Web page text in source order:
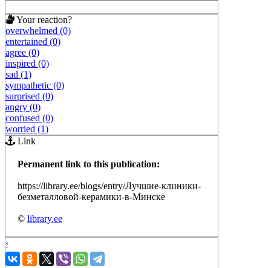
Your reaction?
overwhelmed (0)
entertained (0)
agree (0)
inspired (0)
sad (1)
sympathetic (0)
surprised (0)
angry (0)
confused (0)
worried (1)
Link
Permanent link to this publication:
https://library.ee/blogs/entry/Лучшие-клиники-
безметалловой-керамики-в-Минске
© library.ee
‹
›